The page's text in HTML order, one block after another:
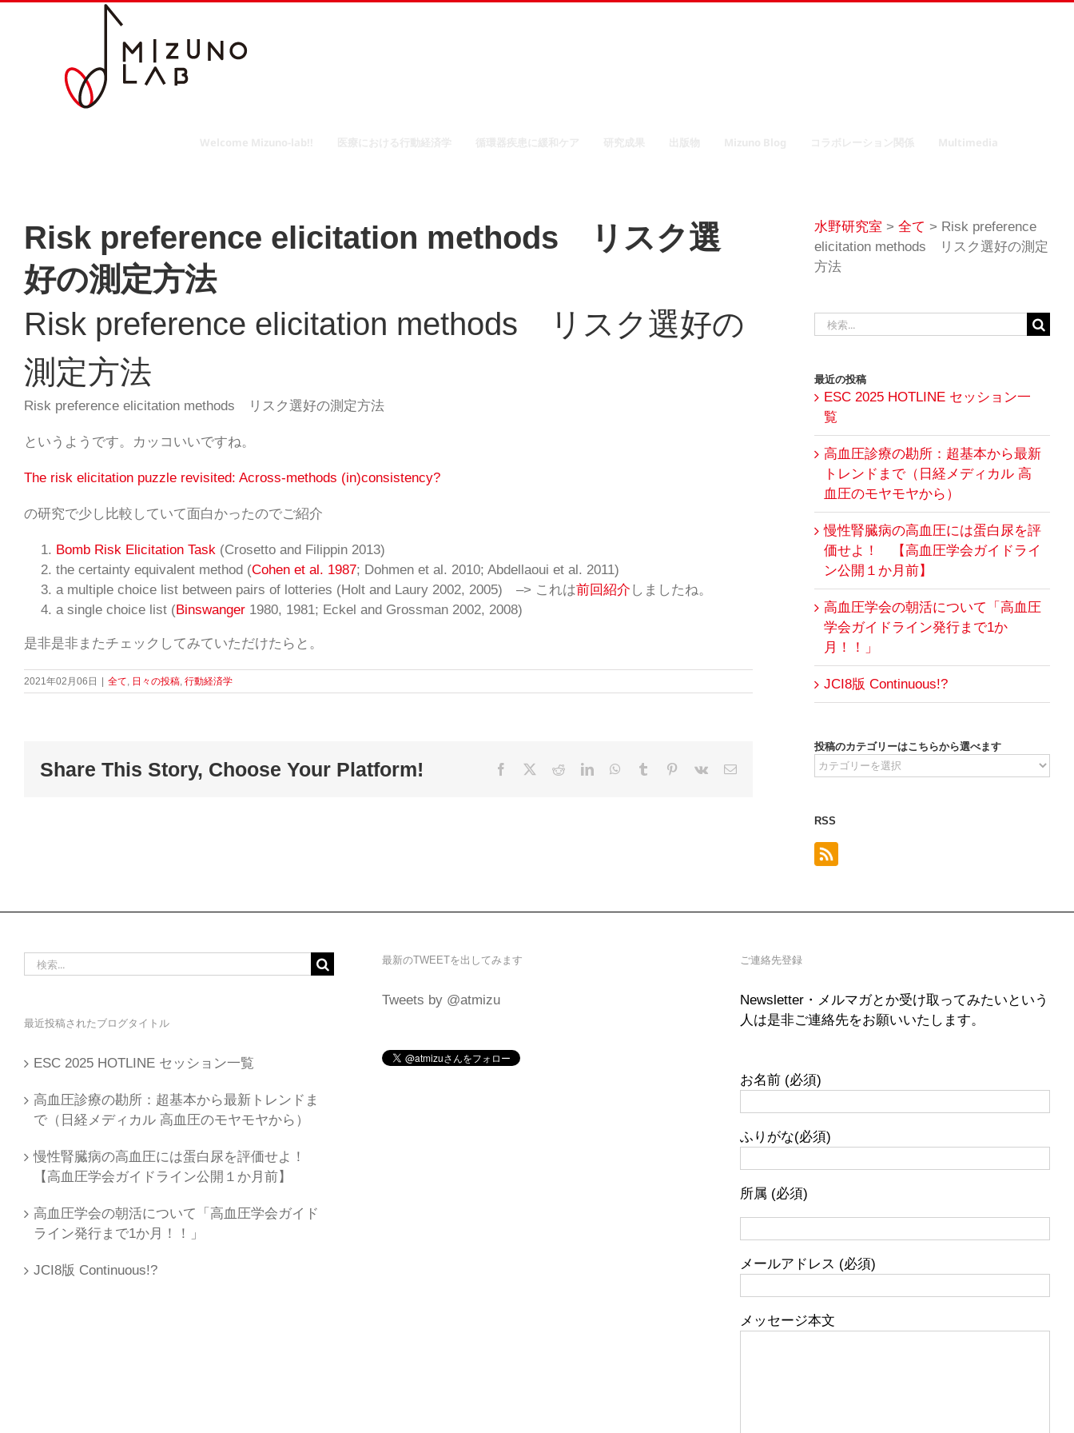
Risk preference elicitation methods リスク選
好の測定方法
Risk preference elicitation methods リスク選好の
測定方法
Risk preference elicitation methods リスク選好の測定方法
というようです。カッコいいですね。
The risk elicitation puzzle revisited: Across-methods (in)consistency?
の研究で少し比較していて面白かったのでご紹介
Bomb Risk Elicitation Task (Crosetto and Filippin 2013)
the certainty equivalent method (Cohen et al. 1987; Dohmen et al. 2010; Abdellaoui et al. 2011)
a multiple choice list between pairs of lotteries (Holt and Laury 2002, 2005) –> これは前回紹介 しましたね。
a single choice list (Binswanger 1980, 1981; Eckel and Grossman 2002, 2008)
是非是非またチェックしてみていただけたらと。
2021年02月06日 全て, 日々の投稿, 行動経済学
Share This Story, Choose Your Platform! Facebook RedditLinkedInWhatsApp
Tumblr Pinterest
Vk
電
水野研究室 > 全て > Risk preference
elicitation methods リスク選好の測定
方法
最近の投稿
ESC 2025 HOTLINE セッション一
覧
高血圧診療の勘所：超基本から最新
トレンドまで（日経メディカル 高
血圧のモヤモヤから）
慢性腎臓病の高血圧には蛋白尿を評
価せよ！ 【高血圧学会ガイドライ
ン公開１か月前】
高血圧学会の朝活について「高血圧
学会ガイドライン発行まで1か
月！！」
JCI8版 Continuous!?
投稿のカテゴリーはこちらから選べます
投
カ
テ
ゴ
か
ら
ま
RSS
最近投稿されたブログタイトル
ESC 2025 HOTLINE セッション一覧
高血圧診療の勘所：超基本から最新トレンドま
で（日経メディカル 高血圧のモヤモヤから）
慢性腎臓病の高血圧には蛋白尿を評価せよ！
【高血圧学会ガイドライン公開１か月前】
高血圧学会の朝活について「高血圧学会ガイド
ライン発行まで1か月！！」
JCI8版 Continuous!?
最新のTWEETを出してみます
Tweets by @atmizu
ご連絡先登録
Newsletter・メルマガとか受け取ってみたいという
人は是非ご連絡先をお願いいたします。
お名前 (必須)
ふりがな(必須)
所属 (必須)
メールアドレス (必須)
メッセージ本文